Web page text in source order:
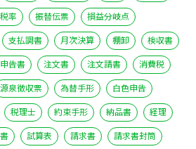
率 振替伝票
損益分岐点
支払調書 月次決算 棚卸
検収書
告書 注文書 注文請書
消費税
源泉徴収票 為替手形
白色申告
税理士 約束手形 納品書
経理
試算表 請求書
請求書封筒